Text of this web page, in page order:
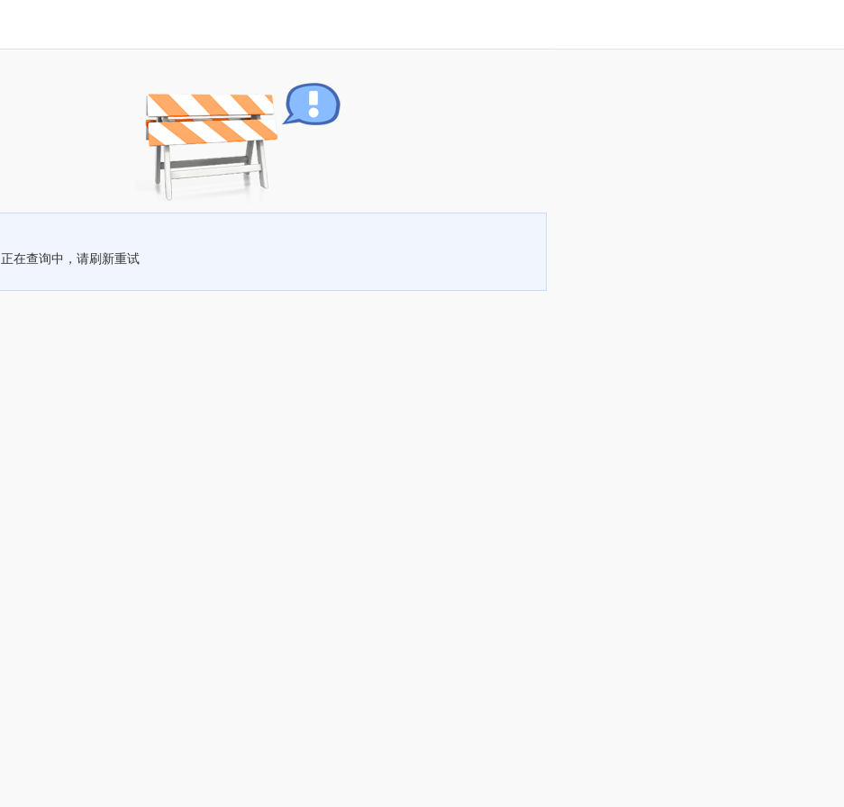
正在查询中，请刷新重试